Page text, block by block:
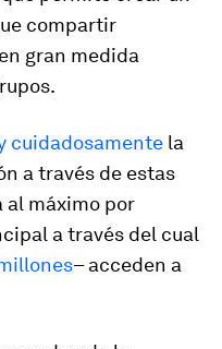
compartir
gran medida
cuidadosamente la
a través de estas
al máximo por
a través del cual
– acceden a